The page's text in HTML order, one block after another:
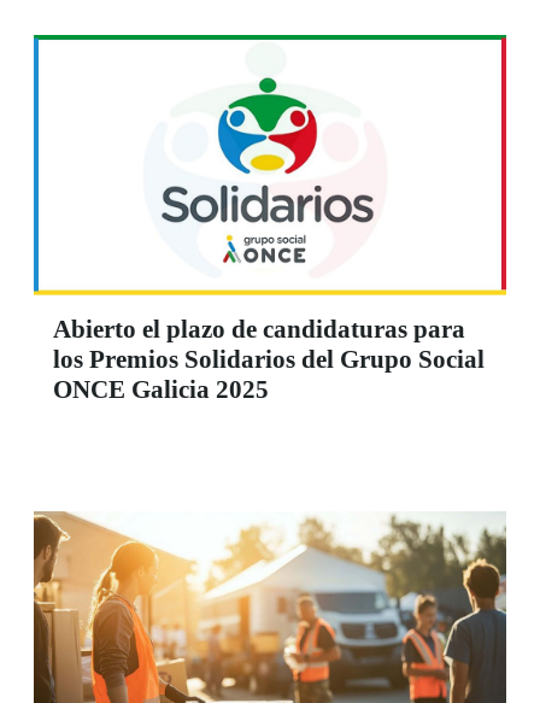
Abierto el plazo de candidaturas para
los Premios Solidarios del Grupo Social
ONCE Galicia 2025